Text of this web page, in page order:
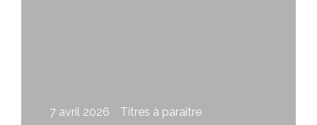
7 avril 2026 Titres à paraître